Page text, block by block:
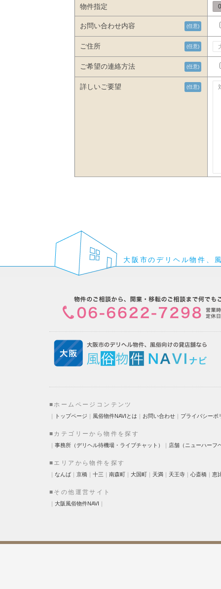
物件指定
お問い合わせ内容 (任意)
ご住所 (任意)
ご希望の連絡方法 (任意)
詳しいご要望 (任意)
大阪市のデリヘル物件、
■ホームページコンテンツ
｜ トップページ ｜ 風俗物件NAVIとは ｜ お問い合わせ ｜ プライバシーポ
■カテゴリーから物件を探す
｜ 事務所（デリヘル待機場・ライブチャット） ｜ 店舗（ニューハーフ
■エリアから物件を探す
｜ なんば ｜ 京橋 ｜ 十三 ｜ 南森町 ｜ 大国町 ｜ 天満 ｜ 天王寺 ｜ 心斎橋 ｜ 恵
■その他運営サイト
｜ 大阪風俗物件NAVI ｜